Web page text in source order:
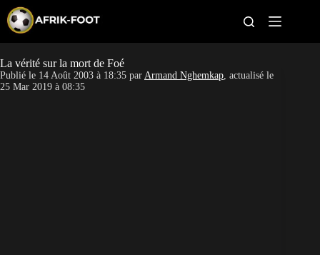
p
t
o
c
La vérité sur la mort de Foé
Publié le 14 Août 2003 à 18:35 par Armand Nghemkap, actualisé le
25 Mar 2019 à 08:35